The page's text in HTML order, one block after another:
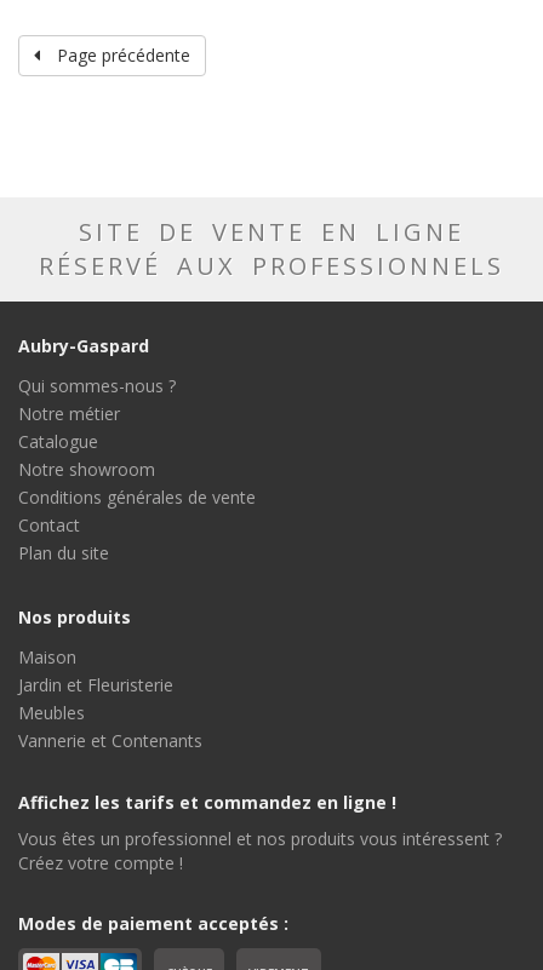
Page précédente
SITE DE VENTE EN LIGNE
RÉSERVÉ AUX PROFESSIONNELS
Aubry-Gaspard
Qui sommes-nous ?
Notre métier
Catalogue
Notre showroom
Conditions générales de vente
Contact
Plan du site
Nos produits
Maison
Jardin et Fleuristerie
Meubles
Vannerie et Contenants
Affichez les tarifs et commandez en ligne !
Vous êtes un professionnel et nos produits vous intéressent ?
Créez votre compte !
Modes de paiement acceptés :